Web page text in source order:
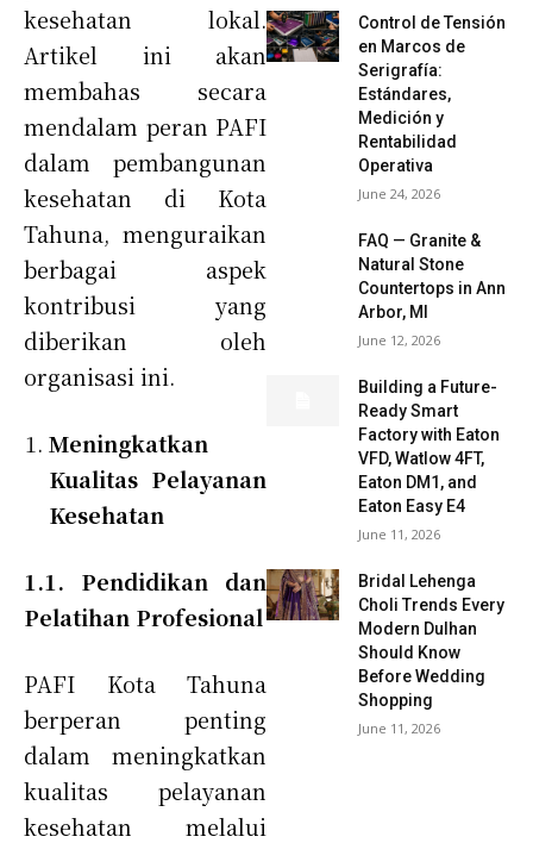
kesehatan lokal.
Artikel ini akan
membahas secara
mendalam peran PAFI
dalam pembangunan
kesehatan di Kota
Tahuna, menguraikan
berbagai aspek
kontribusi yang
diberikan oleh
organisasi ini.
Meningkatkan
Kualitas Pelayanan
Kesehatan
1.1. Pendidikan dan
Pelatihan Profesional
PAFI Kota Tahuna
berperan penting
dalam meningkatkan
kualitas pelayanan
kesehatan melalui
Control de Tensión
en Marcos de
Serigrafía:
Estándares,
Medición y
Rentabilidad
Operativa
June 24, 2026
FAQ — Granite &
Natural Stone
Countertops in Ann
Arbor, MI
June 12, 2026
Building a Future-
Ready Smart
Factory with Eaton
VFD, Watlow 4FT,
Eaton DM1, and
Eaton Easy E4
June 11, 2026
Bridal Lehenga
Choli Trends Every
Modern Dulhan
Should Know
Before Wedding
Shopping
June 11, 2026